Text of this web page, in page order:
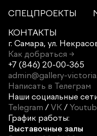
СПЕЦПРОЕКТЫ
КОНТАКТЫ
г. Самара, ул.
Как добраться →
+7 (846) 20-00-365
admin@gallery-
Написать в Телеграм
Наши социальные
Telegram / VK /
График работы:
Выставочные залы